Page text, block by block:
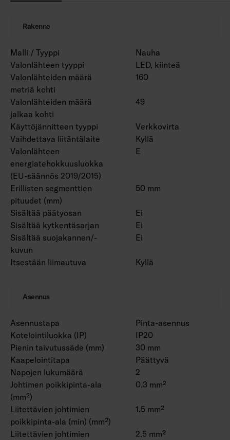
huomaamattomaan paikkaan.
ohjauksella, määrämittaan leikattuna sekä
tarvittaessa profiiliin asennettuna.
Rakenne
Malli / Tyyppi
Nauha
Valonlähteen tyyppi
LED, kiinteä
Valonlähteiden määrä
metriä kohti
160
Valonlähteiden määrä
jalkaa kohti
49
Käyttöjännitteen tyyppi
Verkkovirta
Vaihdettava liitäntälaite
Kyllä
Valonlähteen
energiatehokkuusluokka
(EU-säännös 2019/2015)
E
Erillisten segmenttien
pituudet (mm)
50 mm
Sisältää päätyosan
Ei
Sisältää kytkentäsarjan
Ei
Sisältää suojakannen/-
kuvun
Ei
Itsestään liimautuva Kyllä
Asennus
Asennustapa
Pinta-asennus
Kotelointiluokka (IP)
IP20
Pienin taivutussäde (mm)
30 mm
Kaapelointitapa
Päättyvä
Napojen lukumäärä
2
Johtimen poikkipinta-ala
(mm²)
0.3 mm²
Liitettävien johtimien
poikkipinta-ala (min) (mm²)
1.5 mm²
Liitettävien johtimien
2.5 mm²